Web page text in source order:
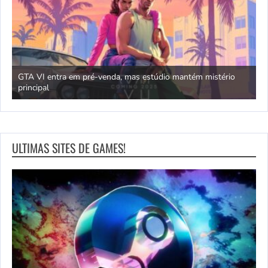
GTA VI entra em pré-venda, mas estúdio mantém mistério
principal
ULTIMAS SITES DE GAMES!